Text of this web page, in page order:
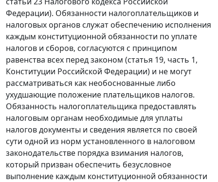
Федерации). Обязанности налогоплательщиков и
налоговых органов служат обеспечению исполнения
каждым конституционной обязанности по уплате
налогов и сборов, согласуются с принципом
равенства всех перед законом (статья 19, часть 1,
Конституции Российской Федерации) и не могут
рассматриваться как необоснованные либо
ухудшающие положение плательщиков налогов.
Обязанность налогоплательщика предоставлять
налоговым органам необходимые для уплаты
налогов документы и сведения является по своей
сути одной из норм установленного в налоговом
законодательстве порядка взимания налогов,
который призван обеспечить безусловное
выполнение каждым конституционной обязанности